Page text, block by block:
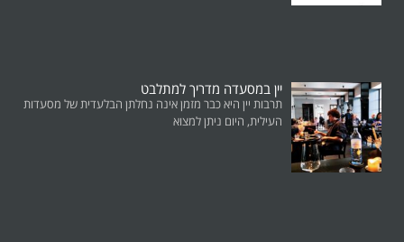
יין במסעדה מדריך למתלבט
תרבות יין היא כבר מזמן אינה נחלתן הבלעדית של מסעדות
העילית, היום ניתן למצוא